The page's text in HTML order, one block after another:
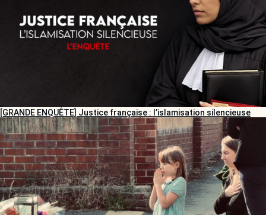
[GRANDE ENQUÊTE] Justice française : l’islamisation silencieuse